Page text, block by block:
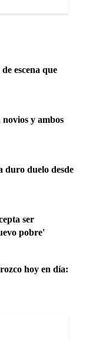
escena que
y ambos
duro duelo desde
ser
pobre'
hoy en día: